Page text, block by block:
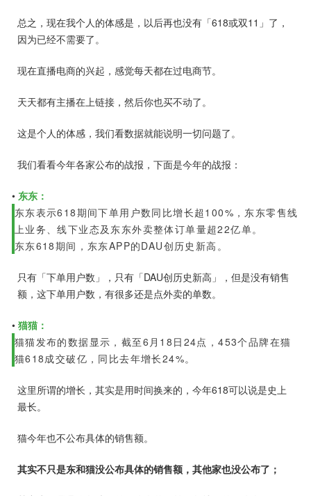
总之，现在我个人的体感是，以后再也没有「618或双11」了，
因为已经不需要了。
现在直播电商的兴起，感觉每天都在过电商节。
天天都有主播在上链接，然后你也买不动了。
这是个人的体感，我们看数据就能说明一切问题了。
我们看看今年各家公布的战报，下面是今年的战报：
• 东东：
东东表示618期间下单用户数同比增长超100%，东东零售线
上业务、线下业态及东东外卖整体订单量超22亿单。
东东618期间，东东APP的DAU创历史新高。
只有「下单用户数」，只有「DAU创历史新高」，但是没有销售
额，这下单用户数，有很多还是点外卖的单数。
• 猫猫：
猫猫发布的数据显示，截至6月18日24点，453个品牌在猫
猫618成交破亿，同比去年增长24%。
这里所谓的增长，其实是用时间换来的，今年618可以说是史上
最长。
猫今年也不公布具体的销售额。
其实不只是东和猫没公布具体的销售额，其他家也没公布了；